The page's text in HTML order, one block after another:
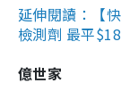
延伸閱讀：【
檢測劑 最平
億世家